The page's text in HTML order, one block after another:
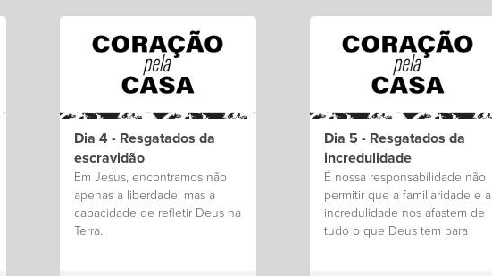
Dia 4 - Resgatados da
escravidão
Em Jesus, encontramos não
apenas a liberdade, mas a
capacidade de refletir Deus na
Terra.
Dia 5 - Resgatados da
incredulidade
É nossa responsabilidade não
permitir que a familiaridade e a
incredulidade nos afastem de
tudo o que Deus tem para